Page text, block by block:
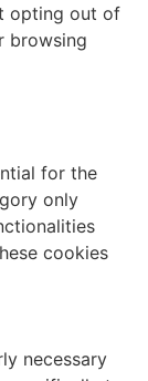
opting out of
browsing
for the
only
cookies
necessary